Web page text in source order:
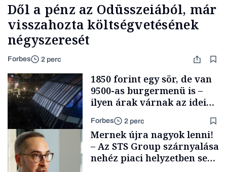
Dől a pénz az Odüsszeiából, már
visszahozta költségvetésének
négyszeresét
Forbes 2 perc
1850 forint egy sör, de van
9500-as burgermenü is –
ilyen árak várnak az idei
Szigeten
Forbes 2 perc
Mernek újra nagyok lenni!
– Az STS Group szárnyalása
nehéz piaci helyzetben sem